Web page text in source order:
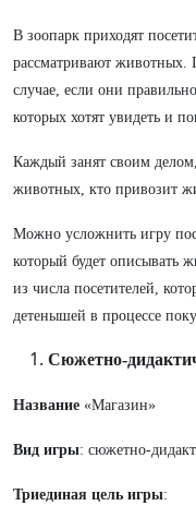
В зоопарк приходят
рассматривают
случае, если они
которых хотят увидеть и
Каждый занят своим
животных, кто привозит
Можно усложнить игру
который будет описывать
из числа посетителей,
детенышей в процессе
Сюжетно-
Название «Магазин»
Вид игры: сюжетно-
Триединая цель игры: